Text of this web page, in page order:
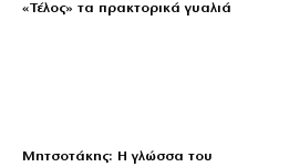
«Τέλος» τα πρακτορικά γυαλιά
Μητσοτάκης: Η γλώσσα του